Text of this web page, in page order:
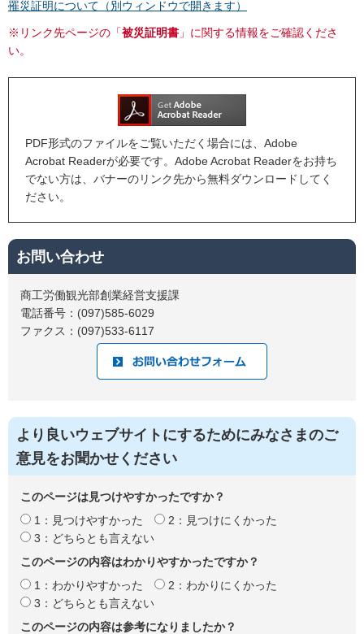
罹災証明について（別ウィンドウで開きます）
※リンク先ページの「被災証明書 」に関する情報をご確認くださ
い。
PDF形式のファイルをご覧いただく場合には、Adobe
Acrobat Readerが必要です。Adobe Acrobat Readerをお持ち
でない方は、バナーのリンク先から無料ダウンロードしてく
ださい。
お問い合わせ
商工労働観光部創業経営支援課
電話番号：(097)585-6029
ファクス：(097)533-6117
より良いウェブサイトにするためにみなさまのご
意見をお聞かせください
このページは見つけやすかったですか？
1：見つけやすかった
2：見つけにくかった
3：どちらとも言えない
このページの内容はわかりやすかったですか？
1：わかりやすかった
2：わかりにくかった
3：どちらとも言えない
このページの内容は参考になりましたか？